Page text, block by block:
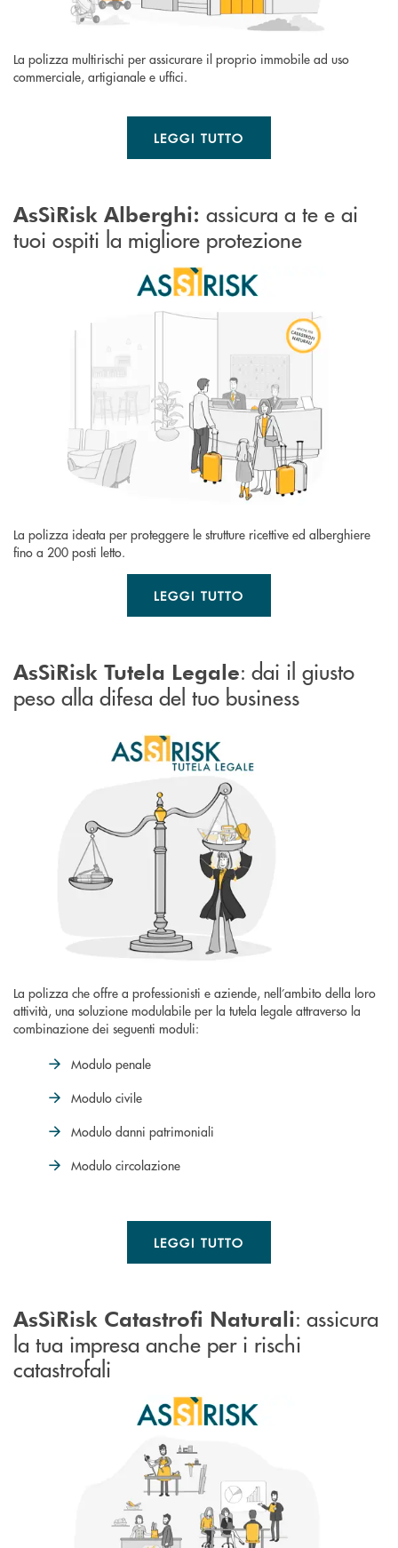
La polizza multirischi per assicurare il proprio immobile ad uso
commerciale, artigianale e uffici.
LEGGI TUTTO
AsSìRisk Alberghi: assicura a te e ai
tuoi ospiti la migliore protezione
La polizza ideata per proteggere le strutture ricettive ed alberghiere
fino a 200 posti letto.
LEGGI TUTTO
AsSìRisk Tutela Legale: dai il giusto
peso alla difesa del tuo business
La polizza che offre a professionisti e aziende, nell’ambito della loro
attività, una soluzione modulabile per la tutela legale attraverso la
combinazione dei seguenti moduli:
Modulo penale
Modulo civile
Modulo danni patrimoniali
Modulo circolazione
LEGGI TUTTO
AsSìRisk Catastrofi Naturali: assicura
la tua impresa anche per i rischi
catastrofali